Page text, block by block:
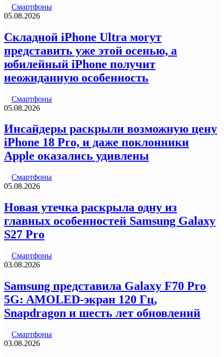
Смартфоны
05.08.2026
Складной iPhone Ultra могут
представить уже этой осенью, а
юбилейный iPhone получит
неожиданную особенность
Смартфоны
05.08.2026
Инсайдеры раскрыли возможную цену
iPhone 18 Pro, и даже поклонники
Apple оказались удивлены
Смартфоны
05.08.2026
Новая утечка раскрыла одну из
главных особенностей Samsung Galaxy
S27 Pro
Смартфоны
03.08.2026
Samsung представила Galaxy F70 Pro
5G: AMOLED-экран 120 Гц,
Snapdragon и шесть лет обновлений
Смартфоны
03.08.2026